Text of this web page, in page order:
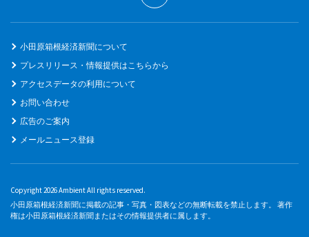
小田原箱根経済新聞について
プレスリリース・情報提供はこちらから
アクセスデータの利用について
お問い合わせ
広告のご案内
メールニュース登録
Copyright 2026 Ambient All rights reserved.
小田原箱根経済新聞に掲載の記事・写真・図表などの無断転載を禁止します。 著作
権は小田原箱根経済新聞またはその情報提供者に属します。